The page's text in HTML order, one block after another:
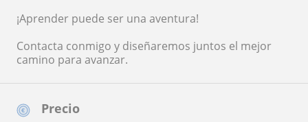
Precio
¡Aprender puede ser una aventura!
Contacta conmigo y diseñaremos juntos el mejor
camino para avanzar.